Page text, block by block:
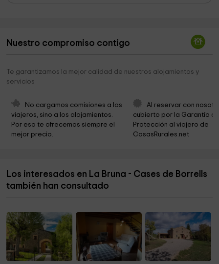
Ermita de Sant Sadurní de la Llena 5,4 km
Ermita de Sant Pere Màrtir
Font Del Manel
Font De La Mina
Quarto Dels Gegants 6,4 km
Palau Llobera 6,4 km
Nuestro compromiso contigo
Te garantizamos la mejor calidad de nuestros alojamientos y
servicios
No cargamos comisiones a los
viajeros, sino a los alojamientos.
Por eso te ofrecemos siempre el
mejor precio.
Al reservar con
cubierto por la Garantía
Protección al viajero de
CasasRurales.net
Los interesados en La Bruna - Cases de Borrells
también han consultado